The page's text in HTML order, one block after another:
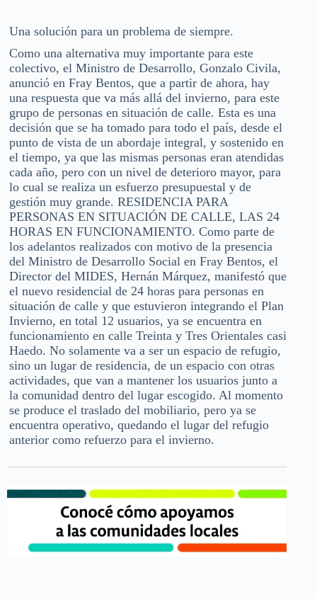
Una solución para un problema de siempre.
Como una alternativa muy importante para este
colectivo, el Ministro de Desarrollo, Gonzalo Civila,
anunció en Fray Bentos, que a partir de ahora, hay
una respuesta que va más allá del invierno, para este
grupo de personas en situación de calle. Esta es una
decisión que se ha tomado para todo el país, desde el
punto de vista de un abordaje integral, y sostenido en
el tiempo, ya que las mismas personas eran atendidas
cada año, pero con un nivel de deterioro mayor, para
lo cual se realiza un esfuerzo presupuestal y de
gestión muy grande. RESIDENCIA PARA
PERSONAS EN SITUACIÓN DE CALLE, LAS 24
HORAS EN FUNCIONAMIENTO. Como parte de
los adelantos realizados con motivo de la presencia
del Ministro de Desarrollo Social en Fray Bentos, el
Director del MIDES, Hernán Márquez, manifestó que
el nuevo residencial de 24 horas para personas en
situación de calle y que estuvieron integrando el Plan
Invierno, en total 12 usuarios, ya se encuentra en
funcionamiento en calle Treinta y Tres Orientales casi
Haedo. No solamente va a ser un espacio de refugio,
sino un lugar de residencia, de un espacio con otras
actividades, que van a mantener los usuarios junto a
la comunidad dentro del lugar escogido. Al momento
se produce el traslado del mobiliario, pero ya se
encuentra operativo, quedando el lugar del refugio
anterior como refuerzo para el invierno.